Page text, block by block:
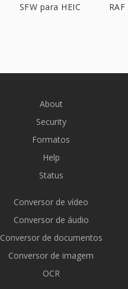
SFW para HEIC
About
Security
Formatos
Help
Status
Conversor de vídeo
Conversor de áudio
Conversor de documentos
Conversor de imagem
OCR